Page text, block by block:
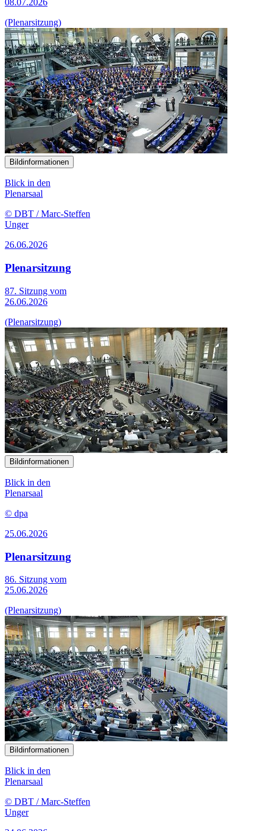
08.07.2026
(Plenarsitzung)
Bildinformationen
Blick in den
Plenarsaal
© DBT / Marc-Steffen
Unger
26.06.2026
Plenarsitzung
87. Sitzung vom
26.06.2026
(Plenarsitzung)
Bildinformationen
Blick in den
Plenarsaal
© dpa
25.06.2026
Plenarsitzung
86. Sitzung vom
25.06.2026
(Plenarsitzung)
Bildinformationen
Blick in den
Plenarsaal
© DBT / Marc-Steffen
Unger